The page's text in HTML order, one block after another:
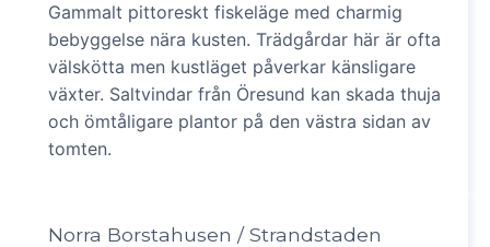
Gammalt pittoreskt fiskeläge med charmig
bebyggelse nära kusten. Trädgårdar här är ofta
välskötta men kustläget påverkar känsligare
växter. Saltvindar från Öresund kan skada thuja
och ömtåligare plantor på den västra sidan av
tomten.
Norra Borstahusen / Strandstaden